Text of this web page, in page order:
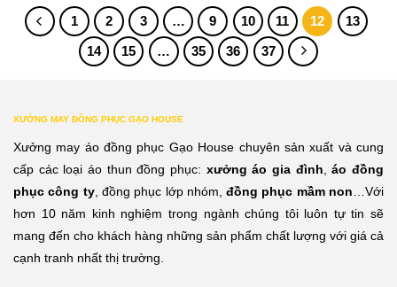
từ
160,000đ
đến
1 2 3 … 9 10 11 12
13
14
15 … 35 36 37
XƯỞNG MAY ĐỒNG PHỤC GẠO HOUSE
Xưởng may áo đồng phục Gạo House chuyên sản xuất và cung
cấp các loại áo thun đồng phục: xưởng áo gia đình ,áo đồng
phục công ty, đồng phục lớp nhóm,đồng phục mầm non …Với
hơn 10 năm kinh nghiệm trong ngành chúng tôi luôn tự tin sẽ
mang đến cho khách hàng những sản phẩm chất lượng với giá cả
cạnh tranh nhất thị trường.